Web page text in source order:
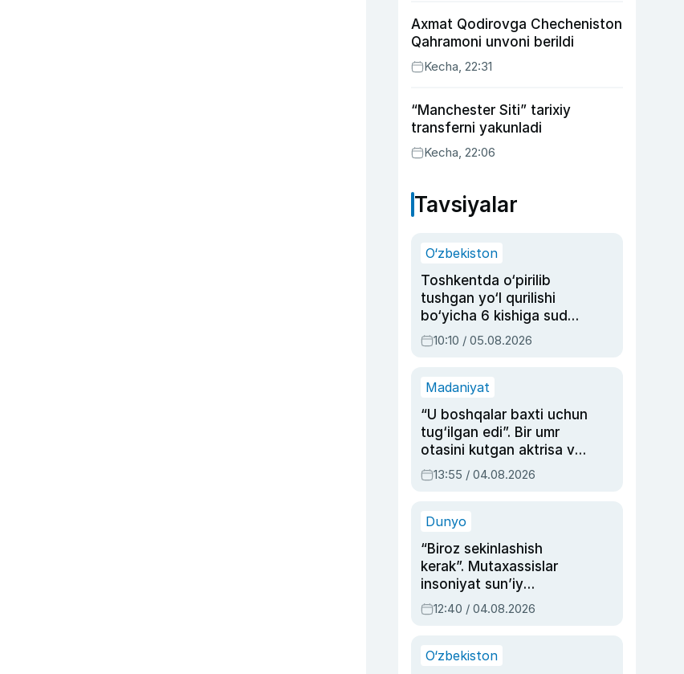
Axmat Qodirovga Checheniston
Qahramoni unvoni berildi
Kecha, 22:31
“Manchester Siti” tarixiy
transferni yakunladi
Kecha, 22:06
Tavsiyalar
O‘zbekiston
Toshkentda o‘pirilib
tushgan yo‘l qurilishi
bo‘yicha 6 kishiga sud
hukmi o‘qildi
10:10 / 05.08.2026
Madaniyat
“U boshqalar baxti uchun
tug‘ilgan edi”. Bir umr
otasini kutgan aktrisa va
dublyaj ustasi Rimma
Ahmedovaning
13:55 / 04.08.2026
Dunyo
“Biroz sekinlashish
kerak”. Mutaxassislar
insoniyat sun’iy
intellektni boshqara
olmay qolishidan xavotir
12:40 / 04.08.2026
O‘zbekiston